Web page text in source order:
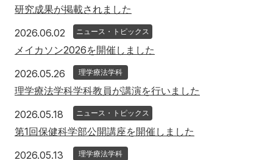
研究成果が掲載されました
2026.06.02 2026年6月2日
ニュース・トピックス
メイカソン2026を開催しました
2026.05.26 2026年5月26日
理学療法学科
理学療法学科学科教員が講演を行いました
2026.05.18 2026年5月18日
ニュース・トピックス
第1回保健科学部公開講座を開催しました
2026.05.13 2026年5月13日
理学療法学科